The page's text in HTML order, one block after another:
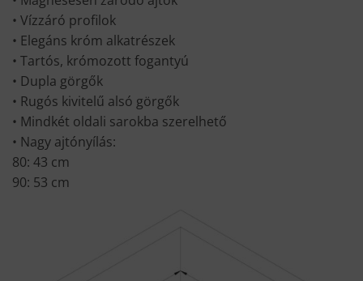
• Vízzáró profilok
• Elegáns króm alkatrészek
• Tartós, krómozott fogantyú
• Dupla görgők
• Rugós kivitelű alsó görgők
• Mindkét oldali sarokba szerelhető
• Nagy ajtónyílás:
80: 43 cm
90: 53 cm